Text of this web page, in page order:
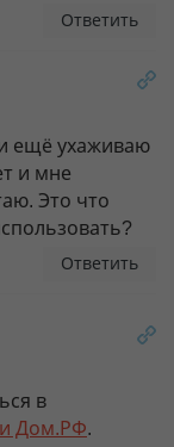
Ответить
ещё ухаживаю
и мне
Это что
Ответить
в
Дом.РФ.